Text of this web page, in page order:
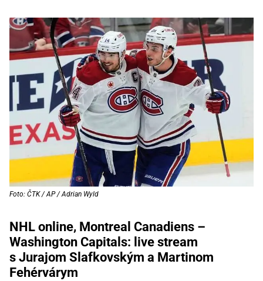
Foto: ČTK / AP / Adrian Wyld
NHL online, Montreal Canadiens –
Washington Capitals: live stream
s Jurajom Slafkovským a Martinom
Fehérvárym